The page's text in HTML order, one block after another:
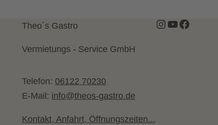
Theo´s Gastro
Vermietungs - Service GmbH
Telefon: 06122 70230
E-Mail: info@theos-gastro.de
Kontakt, Anfahrt, Öffnungszeiten...
Instagram
YouTube